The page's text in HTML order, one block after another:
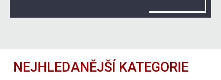
NEJHLEDANĚJŠÍ KATEGORIE